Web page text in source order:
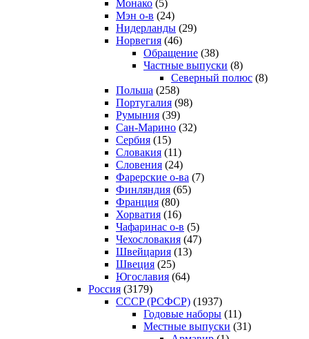
Монако (5)
Мэн о-в (24)
Нидерланды (29)
Норвегия (46)
Обращение (38)
Частные выпуски (8)
Северный полюс (8)
Польша (258)
Португалия (98)
Румыния (39)
Сан-Марино (32)
Сербия (15)
Словакия (11)
Словения (24)
Фарерские о-ва (7)
Финляндия (65)
Франция (80)
Хорватия (16)
Чафаринас о-в (5)
Чехословакия (47)
Швейцария (13)
Швеция (25)
Югославия (64)
Россия (3179)
CCCP (РСФСР) (1937)
Годовые наборы (11)
Местные выпуски (31)